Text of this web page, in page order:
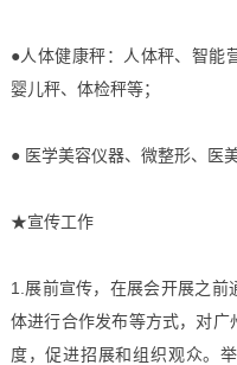
●人体健康秤：人体秤、智能
婴儿秤、体检秤等；
● 医学美容仪器、微整形、医
★宣传工作
1.展前宣传，在展会开展之前
体进行合作发布等方式，对广
度，促进招展和组织观众。